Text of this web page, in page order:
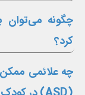
چگونه می‌توان
کرد؟
چه علائمی